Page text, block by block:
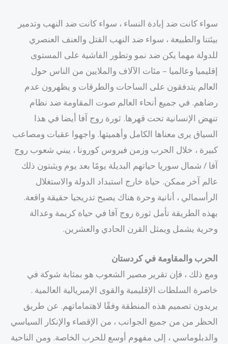
سواء كانت ضد إبادة النساء ، سواء كانت ضد النهب وتدمير
بيئتنا والطبيعة ، سواء ضد النهب القتل والعنف العنصري
للدولة مهما يكن ضد نمو وتطور الفاشية على المستوى
إقليميا وعالميا – مئات الآلاف والملايين من الناس حول
العالم يتدفقون على الساحات والطرقات و يظهرون عدم
رضاهم. في جميع أنحاء العالم صوت المقاومة ضد نظام
تنهض الإنسانية تحت قهرها. ثورة روج آفا أيضا في هذا
السياق يرى معناها الكامل وأهميتها. واجهوا عقبات ومصاعب
كبيرة ، خلال الحرب وزمن فيروس كورونا ، يبني شعوب روج
آفا / شمال سوريا حياتهم البديلة يومًا بعد يوم ويثبتون ذلك
عالم آخر ممكن. حياة خارج استبداد الدولة والاستغلال
الرأسمالي ، أنانية وحرة هناك يصبح تدريجيا حقيقة واقعة.
بهذه الطريقة تأمل ثورة روج آفا في حياة كريمة وعدالة
وحرية يشمل ويمثل القرن الحادي والعشرين.
الحرب والمقاومة في كردستان
ومع ذلك ، فإن تقرير مصير الشعوب هو بمثابة شوكة في
خاصرة السلطات الإقليمية والقوى الإمبريالية العالمية .
يريدون تصميم هذه المنطقة وفقًا لاهتماماتهم. عن طريق
الحظر من من جميع الجوانب ، من الإقصاء والإنكار السياسي
والدبلوماسي ، إلى مفهوم أوسع للحرب الخاصة. ومن الناحية